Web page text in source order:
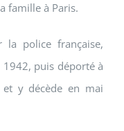
famille à Paris.
police française,
1942, puis déporté à
y décède en mai